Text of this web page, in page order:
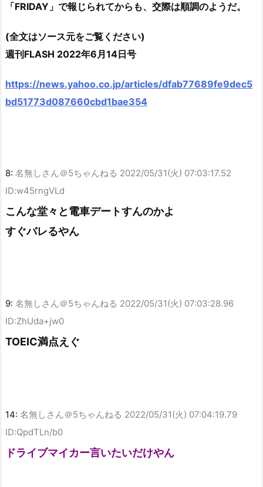
「FRIDAY」で報じられてからも、交際は順調のようだ。
(全文はソース元をご覧ください)
週刊FLASH 2022年6月14日号
https://news.yahoo.co.jp/articles/dfab77689fe9dec5
bd51773d087660cbd1bae354
8: 名無しさん＠5ちゃんねる 2022/05/31(火) 07:03:17.52
ID:w45rngVLd
こんな堂々と電車デートすんのかよ
すぐバレるやん
9: 名無しさん＠5ちゃんねる 2022/05/31(火) 07:03:28.96
ID:ZhUda+jw0
TOEIC満点えぐ
14: 名無しさん＠5ちゃんねる 2022/05/31(火) 07:04:19.79
ID:QpdTLn/b0
ドライブマイカー言いたいだけやん